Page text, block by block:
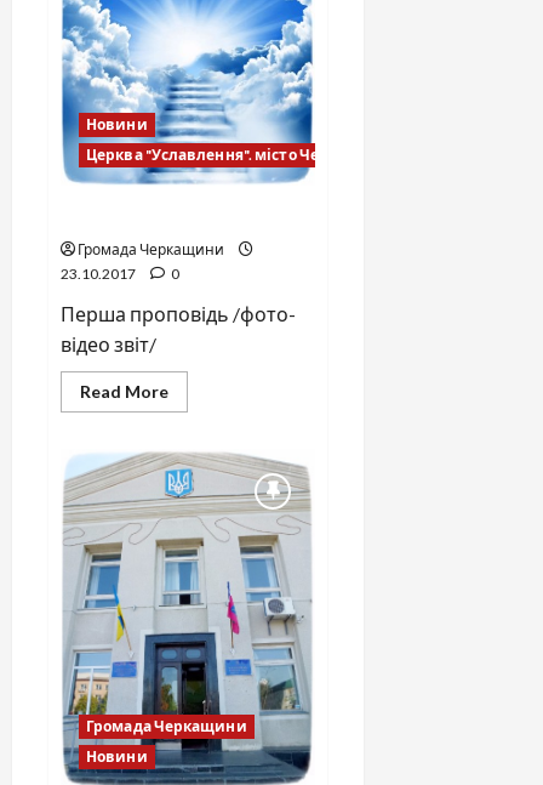
Новини
Церква "Уславлення". місто Черкаси
Громада Черкащини
23.10.2017
0
Перша проповідь /фото-
відео звіт/
Read MoreRead
more
проповідь
Громада Черкащини
Новини